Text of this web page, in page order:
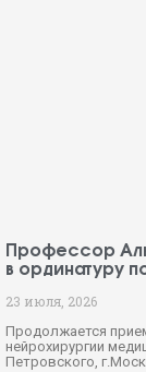
Профессор
в ординатуру
23 июля, 2026
Продолжается
нейрохирургии
Петровского,